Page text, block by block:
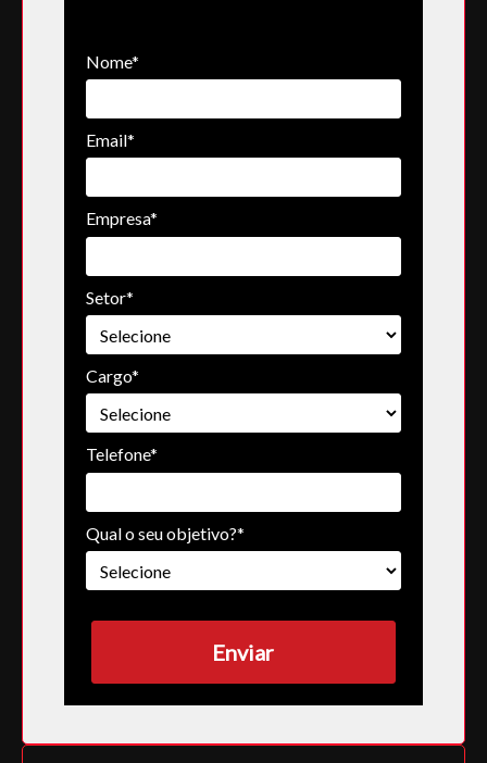
Nome*
Email*
Empresa*
Setor*
Cargo*
Telefone*
Qual o seu objetivo?*
Enviar